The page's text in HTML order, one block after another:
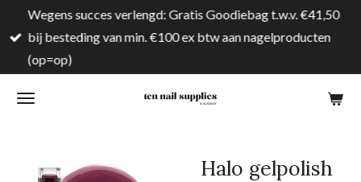
direct
naar
hoofdinhoud
Wegens succes verlengd: Gratis Goodiebag t.w.v. €41,50
bij besteding van min. €100 ex btw aan nagelproducten
(op=op)
Halo gelpolish